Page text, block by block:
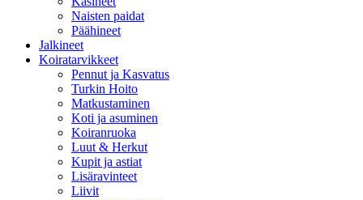
Naisten paidat
Päähineet
Jalkineet
Koiratarvikkeet
Pennut ja Kasvatus
Turkin Hoito
Matkustaminen
Koti ja asuminen
Koiranruoka
Luut & Herkut
Kupit ja astiat
Lisäravinteet
Liivit